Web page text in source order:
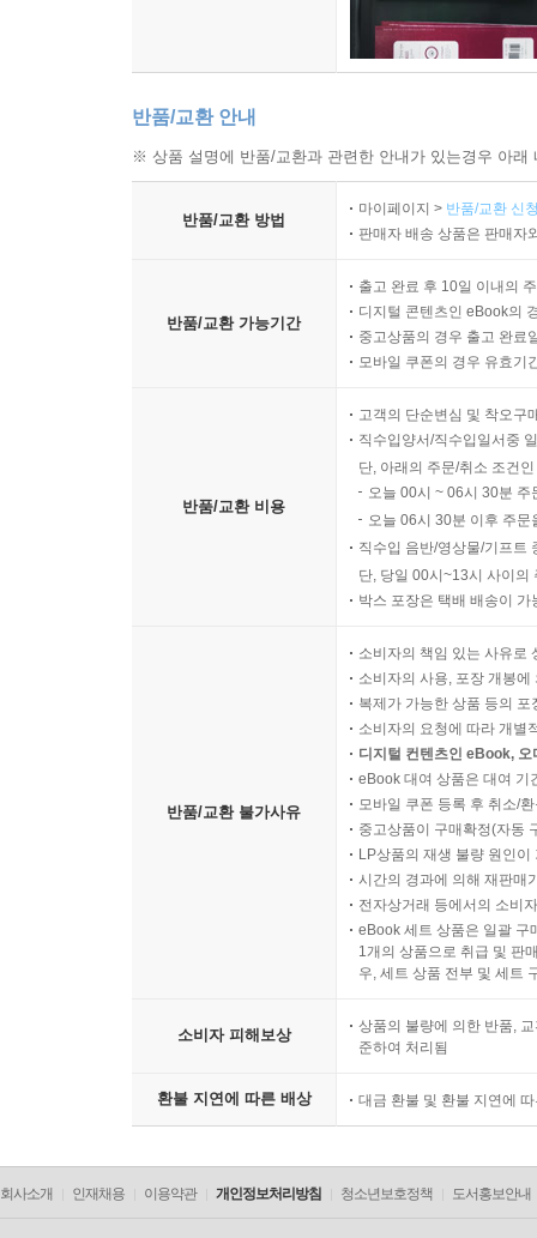
반품/교환 안내
※ 상품 설명에 반품/교환과 관련한 안내가 있는경우 아
반품/교환 방법
마이페이지 > 반품/교환 신
판매자 배송 상품은 판매자
반품/교환 가능기간
출고 완료 후 10일 이내의
디지털 콘텐츠인 eBook의
중고상품의 경우 출고 완료
모바일 쿠폰의 경우 유효기
반품/교환 비용
고객의 단순변심 및 착오구
직수입양서/직수입일서중
단, 아래의 주문/취소 조건
오늘 00시 ~ 06시 30분
오늘 06시 30분 이후 주
직수입 음반/영상물/기프트
단, 당일 00시~13시 사이의
박스 포장은 택배 배송이
반품/교환 불가사유
소비자의 책임 있는 사유로
소비자의 사용, 포장 개봉
복제가 가능한 상품 등의
소비자의 요청에 따라 개별
디지털 컨텐츠인 eBook,
eBook 대여 상품은 대여 기
모바일 쿠폰 등록 후 취소/
중고상품이 구매확정(자동
LP상품의 재생 불량 원인
시간의 경과에 의해 재판매
전자상거래 등에서의 소비
eBook 세트 상품은 일괄 구
1개의 상품으로 취급 및 판
우, 세트 상품 전부 및 세트
소비자 피해보상
상품의 불량에 의한 반품,
준하여 처리됨
환불 지연에 따른 배상 대금 환불 및 환불 지연에
회사소개 인재채용 이용약관 개인정보처리방침 청소년보호정책 도서홍보안내